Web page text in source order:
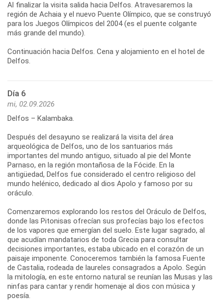
Al finalizar la visita salida hacia Delfos. Atravesaremos la
región de Achaia y el nuevo Puente Olímpico, que se construyó
para los Juegos Olímpicos del 2004 (es el puente colgante
más grande del mundo).
Continuación hacia Delfos. Cena y alojamiento en el hotel de
Delfos.
Día 6
mi, 02.09.2026
Delfos – Kalambaka.
Después del desayuno se realizará la visita del área
arqueológica de Delfos, uno de los santuarios más
importantes del mundo antiguo, situado al pie del Monte
Parnaso, en la región montañosa de la Fócide. En la
antigüedad, Delfos fue considerado el centro religioso del
mundo helénico, dedicado al dios Apolo y famoso por su
oráculo.
Comenzaremos explorando los restos del Oráculo de Delfos,
donde las Pitonisas ofrecían sus profecías bajo los efectos
de los vapores que emergían del suelo. Este lugar sagrado, al
que acudían mandatarios de toda Grecia para consultar
decisiones importantes, estaba ubicado en el corazón de un
paisaje imponente. Conoceremos también la famosa Fuente
de Castalia, rodeada de laureles consagrados a Apolo. Según
la mitología, en este entorno natural se reunían las Musas y las
ninfas para cantar y rendir homenaje al dios con música y
poesía.